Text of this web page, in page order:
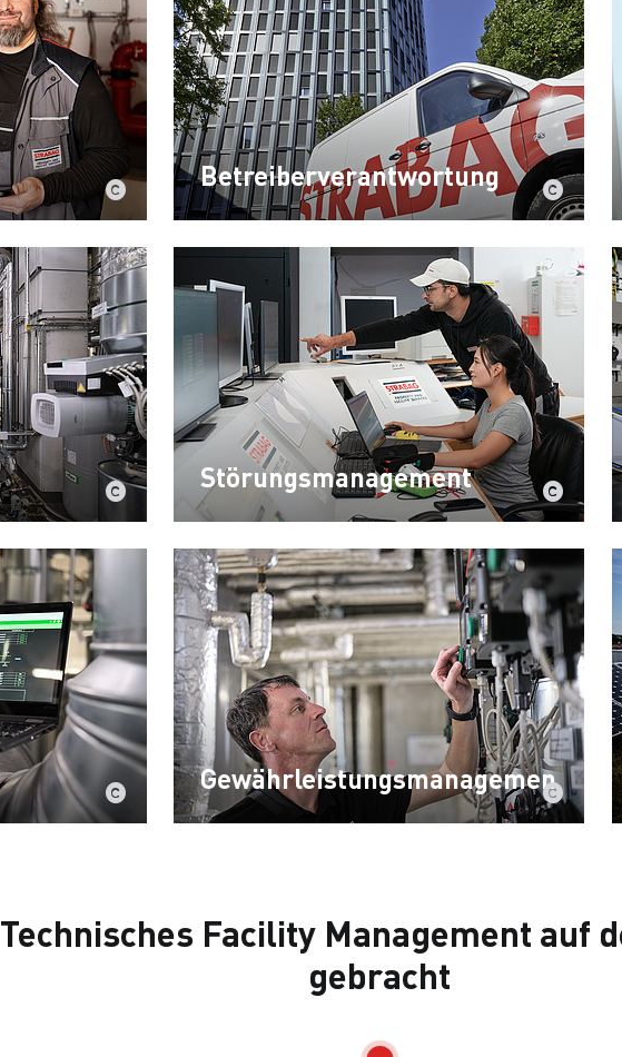
Betreiberverantwortung
Störungsmanagement
Gewährleistungsmanagement
Technisches Facility Management auf
gebracht